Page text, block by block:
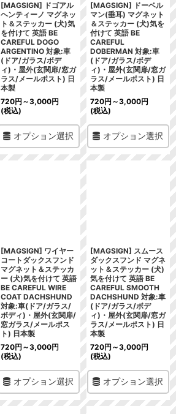
[MAGSIGN] ドゴアル
ヘンティーノ マグネッ
ト＆ステッカー (犬)気
を付けて 英語 BE
CAREFUL DOGO
ARGENTINO 対象:車
(ドア/ガラス/ボデ
ィ)・屋外(玄関扉/窓ガ
ラス/メールポスト) 日
本製
720円 ～3,000円
(税込)
オプション選択
[MAGSIGN] ドーベル
マン(垂耳) マグネット
＆ステッカー (犬)気を
付けて 英語 BE
CAREFUL
DOBERMAN 対象:車
(ドア/ガラス/ボデ
ィ)・屋外(玄関扉/窓ガ
ラス/メールポスト) 日
本製
720円 ～3,000円
(税込)
オプション選択
[MAGSIGN] ワイヤー
コートダックスフンド
マグネット＆ステッカ
ー (犬)気を付けて 英語
BE CAREFUL WIRE
COAT DACHSHUND
対象:車(ドア/ガラス/
ボディ)・屋外(玄関扉/
窓ガラス/メールポス
ト) 日本製
720円 ～3,000円
(税込)
オプション選択
[MAGSIGN] スムース
ダックスフンド マグネ
ット＆ステッカー (犬)
気を付けて 英語 BE
CAREFUL SMOOTH
DACHSHUND 対象:車
(ドア/ガラス/ボデ
ィ)・屋外(玄関扉/窓ガ
ラス/メールポスト) 日
本製
720円 ～3,000円
(税込)
オプション選択